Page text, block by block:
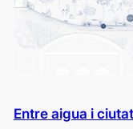
Entre aigua i ciutat